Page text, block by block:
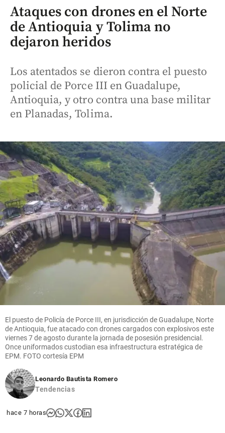
Ataques con drones en el Norte
de Antioquia y Tolima no
dejaron heridos
Los atentados se dieron contra el puesto
policial de Porce III en Guadalupe,
Antioquia, y otro contra una base militar
en Planadas, Tolima.
El puesto de Policía de Porce III, en jurisdicción de Guadalupe, Norte
de Antioquia, fue atacado con drones cargados con explosivos este
viernes 7 de agosto durante la jornada de posesión presidencial.
Once uniformados custodian esa infraestructura estratégica de
EPM. FOTO cortesía EPM
Leonardo Bautista Romero
Tendencias
hace 7 horas